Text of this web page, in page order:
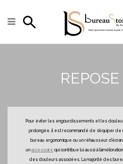
Pour éviter les engourdissements et les
prolongée, il est recommandé de s’équiper
bureau ergonomique ou un réhausseur
un accessoire qui contribue lui aussi à
des douleurs associées. La majorité des